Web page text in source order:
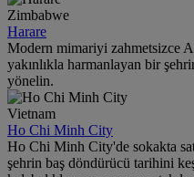
Zimbabwe
Harare
Modern mimariyi zahmetsizce
yakınlıkla harmanlayan bir
yönelin.
Vietnam
Ho Chi Minh City
Ho Chi Minh City'de sokakta
şehrin baş döndürücü tarihini